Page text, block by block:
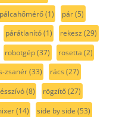
pálcahőmérő(1) pár(5)
párátlanító(1) rekesz (29)
robotgép(37) rosetta (2)
zsanér(33) rács (27)
(8) rögzítő(27)
(14) side by side (53)